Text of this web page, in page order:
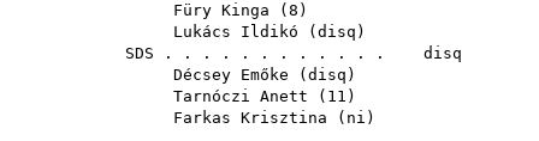
Füry Kinga ( 8 )
Lukács Ildikó ( disq )
SDS . . . . . . . . . . . . disq
Décsey Emőke ( disq )
Tarnóczi Anett ( 11 )
Farkas Krisztina ( ni )